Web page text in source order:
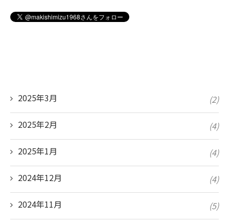
2025年3月 (2)
2025年2月 (4)
2025年1月 (4)
2024年12月 (4)
2024年11月 (5)